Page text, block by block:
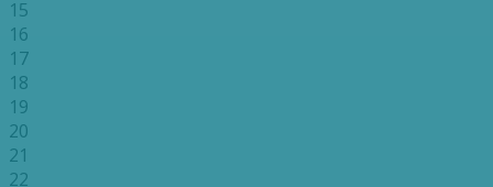
15
16
17
18
19
20
21
22